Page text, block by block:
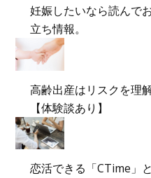
妊娠したいなら読んで
立ち情報。
高齢出産はリスクを理
【体験談あり】
恋活できる「CTime」